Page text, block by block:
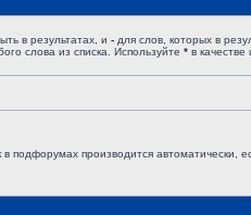
в результатах, и - для слов, которых в
слова из списка. Используйте * в
подфорумах производится автоматически,